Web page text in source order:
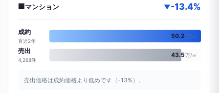
マンション ▼-13.4%
成約
直近2年
50.2万/㎡
売出
4,268件
43.5万/㎡
売出価格は成約価格より低めです（-13%）。